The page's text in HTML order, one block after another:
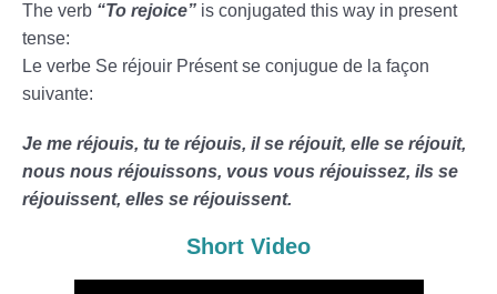
The verb “To rejoice” is conjugated this way in present
tense:
Le verbe Se réjouir Présent se conjugue de la façon
suivante:
Je me réjouis, tu te réjouis, il se réjouit, elle se réjouit,
nous nous réjouissons, vous vous réjouissez, ils se
réjouissent, elles se réjouissent.
Short Video